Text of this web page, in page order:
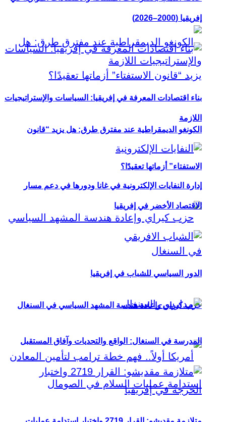
الكونغو الديمقراطية عند مفترق طرق: هل يزيد “قانون
الاستفتاء” أزماتها تعقيدًا؟
حزب كيراي وإعادة هندسة المشهد السياسي في السنغال
إفريقيا (2000–2026)
بناء اقتصادات المعرفة في إفريقيا: السياسات والإستراتيجيات
اللازمة
إدارة النفايات الإلكترونية في غانا ودورها في دعم مسار
الاقتصاد الأخضر في إفريقيا
الدور السياسي للشباب في إفريقيا
المدرسة في السنغال: الواقع والتحديات وآفاق المستقبل